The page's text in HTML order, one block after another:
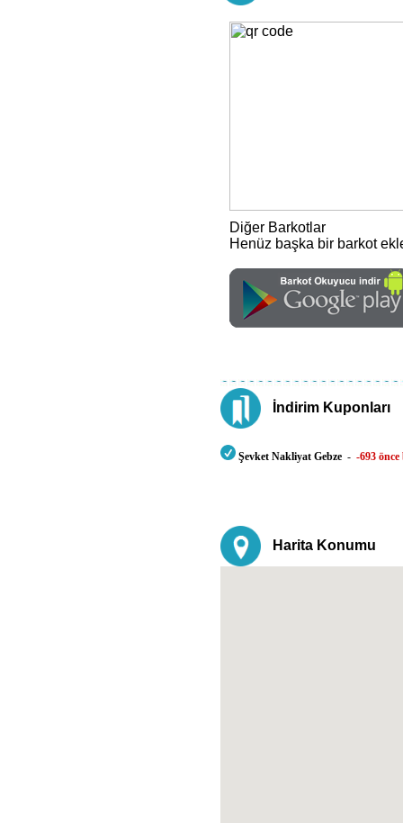
Diğer Barkotlar
Henüz başka bir barkot
İndirim Kuponları
Şevket Nakliyat Gebze - -693
Harita Konumu